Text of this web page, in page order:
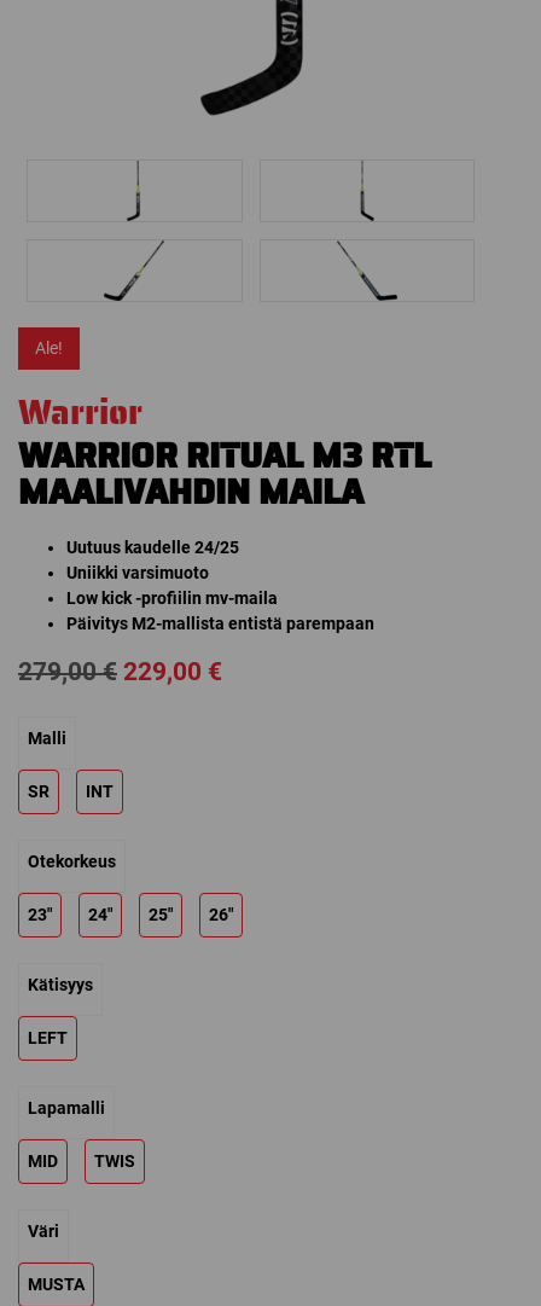
Ale!
Warrior
WARRIOR RITUAL M3 RTL
MAALIVAHDIN MAILA
Uutuus kaudelle 24/25
Uniikki varsimuoto
Low kick -profiilin mv-maila
Päivitys M2-mallista entistä parempaan
279,00€ Alkuperäinen
279,00 €.
229,00 €
Malli
SR INT
Otekorkeus
23" 24" 25" 26"
Kätisyys
LEFT
Lapamalli
MID TWIS
Väri
MUSTA